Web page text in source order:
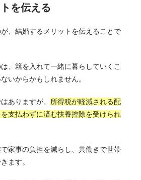
を伝える
、結婚するメリットを伝えることで
、籍を入れて一緒に暮らしていくこ
いからかもしれません。
ありますが、 所得税が軽減される配
支払わずに済む扶養控除を受けられ
家事の負担を減らし、共働きで世帯
ます。